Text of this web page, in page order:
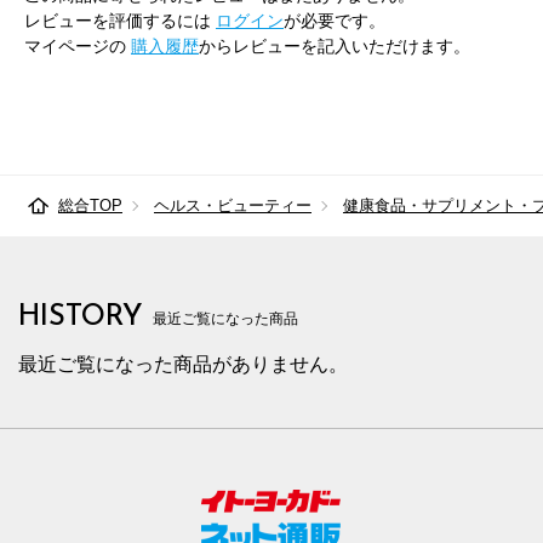
レビューを評価するには ログインが必要です。
マイページの 購入履歴からレビューを記入いただけます。
総合TOP ヘルス・ビューティー 健康食品・サプリメント・
HISTORY 最近ご覧になった商品
最近ご覧になった商品がありません。